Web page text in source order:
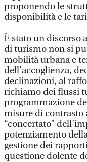
proponendo le
disponibilità e le
È stato un discorso
di turismo non si
mobilità urbana e
dell’accoglienza,
declinazioni, al
richiamo dei flussi
programmazione
misure di contrasto
“concertato”
potenziamento
gestione dei
questione dolente